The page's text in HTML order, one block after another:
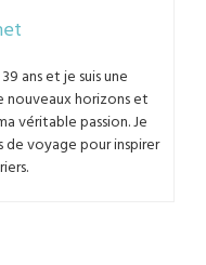
ans et je suis une
nouveaux horizons et
véritable passion. Je
voyage pour inspirer